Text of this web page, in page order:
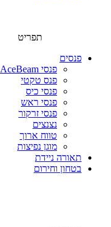
תפריט
פנסים
פנסי AceBeam
פנס טקטי
פנסי כיס
פנסי ראש
פנסי זרקור
נצנצים
טווח ארוך
מוגן נפיצות
תאורה ניידת
בטחון וחירום